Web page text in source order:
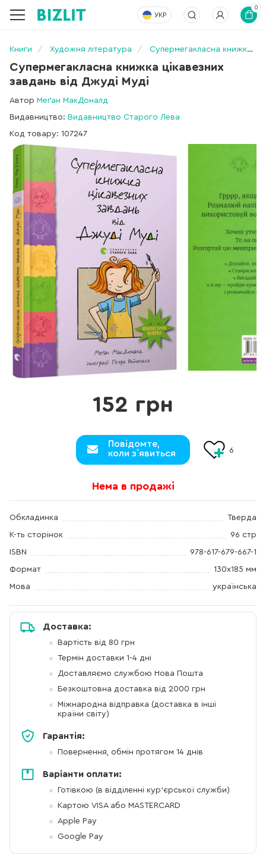
УКР
0
Книги Художня література Супермегакласна книжка цікавезних завдань від Джуді Муді
Супермегакласна книжка цікавезних
завдань від Джуді Муді
Автор Меґан МакДоналд
Видавництво: Видавництво Старого Лева
Код товару: 107247
152 грн
Повідомте,
коли з`явиться
6
Нема в продажі
Обкладинка Тверда
К-ть сторінок 96 стр
ISBN 978-617-679-667-1
Формат 130x185 мм
Мова українська
Доставка:
Вартість від 80 грн
Термін доставки 1-4 дні
Доставляємо службою Нова Пошта
Безкоштовна доставка від 2000 грн
Міжнародна відправка (доставка в інші
країни світу)
Гарантія:
Повернення, обмін протягом 14 днів
Варіанти оплати:
Готівкою (в відділенні кур'єрської служби)
Картою VISA або MASTERCARD
Apple Pay
Google Pay